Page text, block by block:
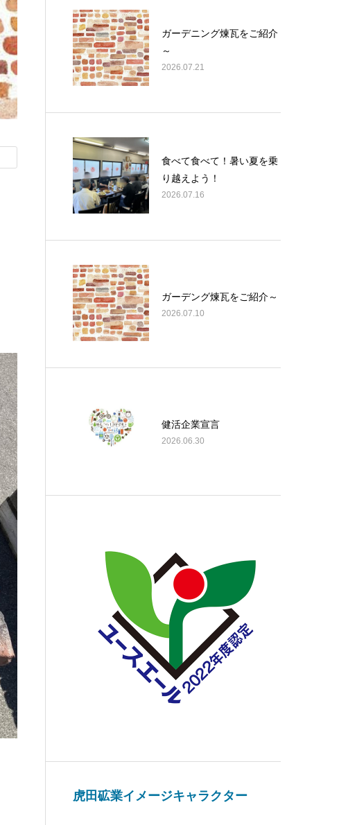
ガーデニング煉瓦をご紹介
～
2026.07.21
食べて食べて！暑い夏を乗
り越えよう！
2026.07.16
ガーデング煉瓦をご紹介～
2026.07.10
健活企業宣言
2026.06.30
虎田砿業イメージキャラクター